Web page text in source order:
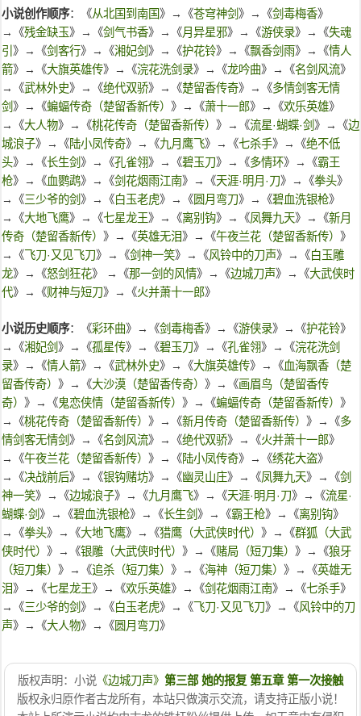
小说创作顺序：《从北国到南国》→《苍穹神剑 》→《剑毒梅香》
→《残金缺玉》→《剑气书香》→《月异星邪》→《游侠录》→《失魂
引 》→《剑客行》→《湘妃剑 》→《护花铃》→《飘香剑雨》→《情人
箭》→《大旗英雄传》→《浣花洗剑录》→《龙吟曲》→《名剑风流》
→《武林外史》→《绝代双骄》→《楚留香传奇》→《多情剑客无情
剑 》→《蝙蝠传奇（楚留香新传） 》→《萧十一郎》→《欢乐英雄》
→《大人物》→《桃花传奇（楚留香新传） 》→《流星·蝴蝶·剑 》→《边
城浪子》→《陆小凤传奇》→《九月鹰飞》→《七杀手》→《绝不低
头》→《长生剑 》→《孔雀翎》→《碧玉刀》→《多情环》→《霸王
枪》→《血鹦鹉》→《剑花烟雨江南》→《天涯·明月·刀》→《拳头》
→《三少爷的剑 》→《白玉老虎》→《 圆月弯刀》→《碧血洗银枪》
→《大地飞鹰》→《七星龙王》→《离别钩》→《凤舞九天》→《新月
传奇（楚留香新传） 》→《英雄无泪》→《午夜兰花（楚留香新传） 》
→《飞刀·又见飞刀》→《剑神一笑》→《风铃中的刀声》→《白玉雕
龙》→《怒剑狂花》 →《那一剑的风情》→《边城刀声》→《大武侠时
代》→《财神与短刀》→《火并萧十一郎》
小说历史顺序：《彩环曲》→《剑毒梅香》→《游侠录》→《护花铃》
→《湘妃剑 》→《孤星传》→《碧玉刀》→《孔雀翎》→《浣花洗剑
录》→《情人箭》→《武林外史》→《大旗英雄传》→《血海飘香（楚
留香传奇） 》→《大沙漠（楚留香传奇） 》→《画眉鸟（楚留香传
奇） 》→《鬼恋侠情（楚留香新传） 》→《蝙蝠传奇（楚留香新传） 》
→《桃花传奇（楚留香新传） 》→《新月传奇（楚留香新传） 》→《多
情剑客无情剑 》→《名剑风流》→《绝代双骄》→《火并萧十一郎》
→《午夜兰花（楚留香新传） 》→《陆小凤传奇》→《绣花大盗》
→《决战前后》→《银钩赌坊》→《幽灵山庄》→《凤舞九天》→《剑
神一笑》→《边城浪子》→《九月鹰飞》→《天涯·明月·刀》→《流星·
蝴蝶·剑 》→《碧血洗银枪》→《长生剑 》→《霸王枪》→《离别钩》
→《拳头》→《大地飞鹰》→《猎鹰（大武侠时代） 》→《群狐（大武
侠时代） 》→《银雕（大武侠时代） 》→《赌局（短刀集） 》→《狼牙
（短刀集） 》→《追杀（短刀集） 》→《海神（短刀集） 》→《英雄无
泪》→《七星龙王》→《欢乐英雄》→《剑花烟雨江南》→《七杀手》
→《三少爷的剑 》→《白玉老虎》→《飞刀·又见飞刀》→《风铃中的刀
声》→《大人物》→《 圆月弯刀》
版权声明：小说 《边城刀声》 第三部 她的报复 第五章 第一次接触
版权永归原作者古龙所有，本站只做演示交流，请支持正版小说！